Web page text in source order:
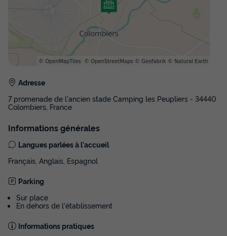
22/08/2026 29/08/2026
Meilleur prix pour 7 nuits
Modifier les dates
730 €
Voir les disponibilités
Adresse
7 promenade de l'ancien stade Camping les Peupliers - 34440
Colombiers, France
Informations générales
Langues parlées à l'accueil
Français, Anglais, Espagnol
Parking
Sur place
En dehors de l'établissement
Informations pratiques